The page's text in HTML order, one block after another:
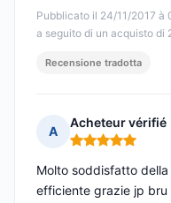
Pubblicato il 24/11/2017 à
a seguito di un acquisto di
Recensione tradotta
A
Acheteur vérifié
Nota: 5 su 5
Molto soddisfatto
efficiente grazie jp bru